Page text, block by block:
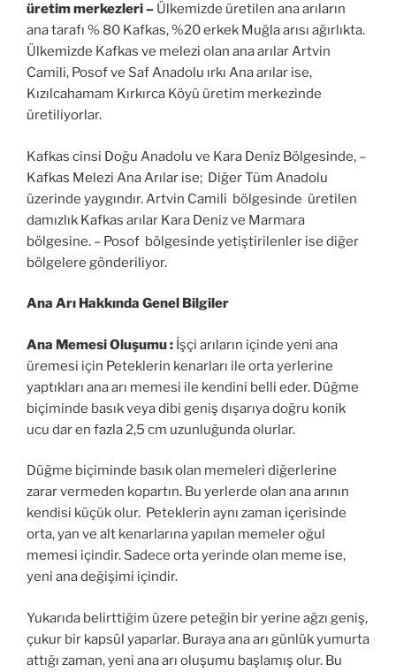
üretim merkezleri – Ülkemizde üretilen ana arıların
ana tarafı % 80 Kafkas, %20 erkek Muğla arısı ağırlıkta.
Ülkemizde Kafkas ve melezi olan ana arılar Artvin
Camili, Posof ve Saf Anadolu ırkı Ana arılar ise,
Kızılcahamam Kırkırca Köyü üretim merkezinde
üretiliyorlar.
Kafkas cinsi Doğu Anadolu ve Kara Deniz Bölgesinde, –
Kafkas Melezi Ana Arılar ise; Diğer Tüm Anadolu
üzerinde yaygındır. Artvin Camili bölgesinde üretilen
damızlık Kafkas arılar Kara Deniz ve Marmara
bölgesine. – Posof bölgesinde yetiştirilenler ise diğer
bölgelere gönderiliyor.
Ana Arı Hakkında Genel Bilgiler
Ana Memesi Oluşumu : İşçi arıların içinde yeni ana
üremesi için Peteklerin kenarları ile orta yerlerine
yaptıkları ana arı memesi ile kendini belli eder. Düğme
biçiminde basık veya dibi geniş dışarıya doğru konik
ucu dar en fazla 2,5 cm uzunluğunda olurlar.
Düğme biçiminde basık olan memeleri diğerlerine
zarar vermeden kopartın. Bu yerlerde olan ana arının
kendisi küçük olur. Peteklerin aynı zaman içerisinde
orta, yan ve alt kenarlarına yapılan memeler oğul
memesi içindir. Sadece orta yerinde olan meme ise,
yeni ana değişimi içindir.
Yukarıda belirttiğim üzere peteğin bir yerine ağzı geniş,
çukur bir kapsül yaparlar. Buraya ana arı günlük yumurta
attığı zaman, yeni ana arı oluşumu başlamış olur. Bu